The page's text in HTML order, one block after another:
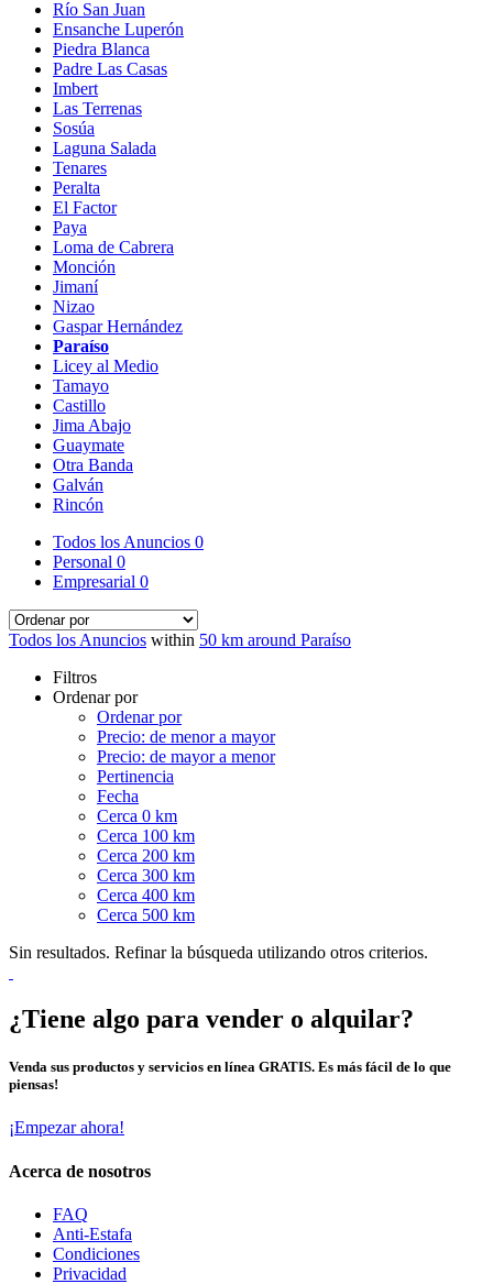
Río San Juan
Ensanche Luperón
Piedra Blanca
Padre Las Casas
Imbert
Las Terrenas
Sosúa
Laguna Salada
Tenares
Peralta
El Factor
Paya
Loma de Cabrera
Monción
Jimaní
Nizao
Gaspar Hernández
Paraíso
Licey al Medio
Tamayo
Castillo
Jima Abajo
Guaymate
Otra Banda
Galván
Rincón
Todos los Anuncios 0
Personal 0
Empresarial 0
Todos los Anuncios within 50 km around Paraíso
Filtros
Ordenar por
Ordenar por
Precio: de menor a mayor
Precio: de mayor a menor
Pertinencia
Fecha
Cerca 0 km
Cerca 100 km
Cerca 200 km
Cerca 300 km
Cerca 400 km
Cerca 500 km
Sin resultados. Refinar la búsqueda utilizando otros criterios.
¿Tiene algo para vender o alquilar?
Venda sus productos y servicios en línea GRATIS. Es más fácil de lo que
piensas!
¡Empezar ahora!
Acerca de nosotros
FAQ
Anti-Estafa
Condiciones
Privacidad